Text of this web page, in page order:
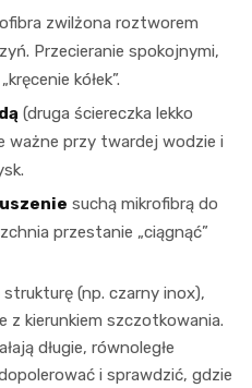
zwilżona roztworem
Przecieranie spokojnymi,
kółek”.
(druga ściereczka lekko
ważne przy twardej wodzie i
suchą mikrofibrą do
przestanie „ciągnąć”
(np. czarny inox),
kierunkiem szczotkowania.
długie, równoległe
i sprawdzić, gdzie